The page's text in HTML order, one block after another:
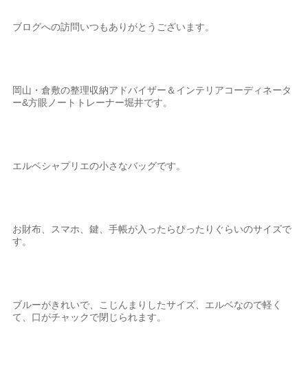
ブログへの訪問いつもありがとうございます。
岡山・倉敷の整理収納アドバイザー＆インテリアコーディネータ
ー&方眼ノートトレーナー堀井です。
エルベシャプリエの小さなバッグです。
お財布、スマホ、鍵、手帳が入ったらぴったりぐらいのサイズで
す。
ブルーがきれいで、こじんまりしたサイズ、エルベなので軽く
て、口がチャックで閉じられます。